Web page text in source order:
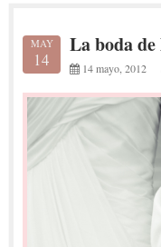
MAY
14
La boda
14 mayo, 2012